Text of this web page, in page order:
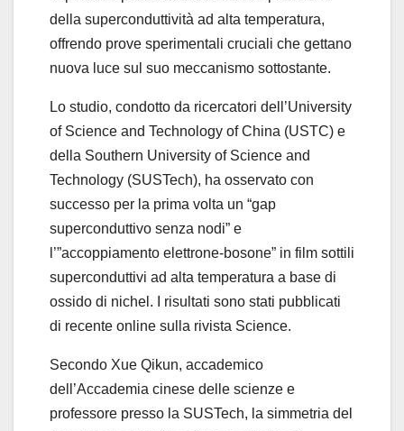
della superconduttività ad alta temperatura,
offrendo prove sperimentali cruciali che gettano
nuova luce sul suo meccanismo sottostante.
Lo studio, condotto da ricercatori dell’University
of Science and Technology of China (USTC) e
della Southern University of Science and
Technology (SUSTech), ha osservato con
successo per la prima volta un “gap
superconduttivo senza nodi” e
l’”accoppiamento elettrone-bosone” in film sottili
superconduttivi ad alta temperatura a base di
ossido di nichel. I risultati sono stati pubblicati
di recente online sulla rivista Science.
Secondo Xue Qikun, accademico
dell’Accademia cinese delle scienze e
professore presso la SUSTech, la simmetria del